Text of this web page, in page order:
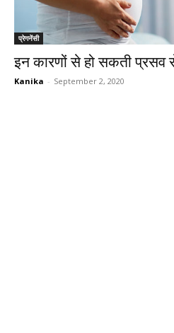
प्रेगनेंसी
इन कारणों से हो सकती प्रसव से
Kanika - September 2, 2020